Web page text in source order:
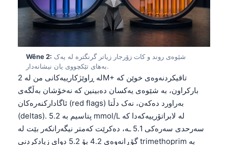
Wêne 2:
بەهای تێکچووی یان نیشانەدار.
لە ڕاوێژکارییەکانی من لە 2M+ تاقیکردنەوەی خوێن کە
بارکراون، بە شێوەی یەکسان دەبینین کە نەخۆشان بەڵگەی
ئاگادارکنەرەکان (red flags) بەراورد دەکەن، نەک دڵتا
(deltas). پتاسیم بە 5.2 mmol/L لە لابراتۆرییەکەدا کە
سەرحدی سەرەکی 5.1 ـە، دەکرێت کەمتر نیگەرانکەر بێت لە
گۆڕانەوەی 4.2 بۆ 5.2 دوای زیادکردنی trimethoprim بە